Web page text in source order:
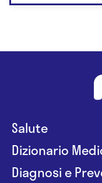
Salute
Dizionario
Diagnosi e